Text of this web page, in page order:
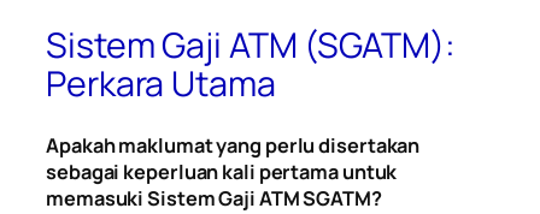
Sistem Gaji ATM (SGATM):
Perkara Utama
Apakah maklumat yang perlu disertakan
sebagai keperluan kali pertama untuk
memasuki Sistem Gaji ATM SGATM?